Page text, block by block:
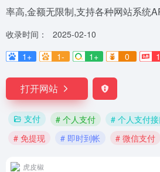
率高,金额无限制,支持各种网站系统
收录时间：
2025-02-10
1+
1- 1+ 0
打开网站
支付 # 个人支付 # 个人支付接
# 免提现
# 即时到帐 # 微信支付
虎皮椒